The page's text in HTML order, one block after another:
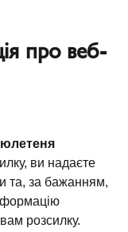
про веб-
ви надаєте
та, за бажанням,
розсилку.